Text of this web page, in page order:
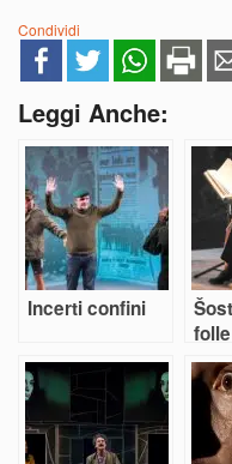
Condividi
Leggi Anche:
Incerti confini